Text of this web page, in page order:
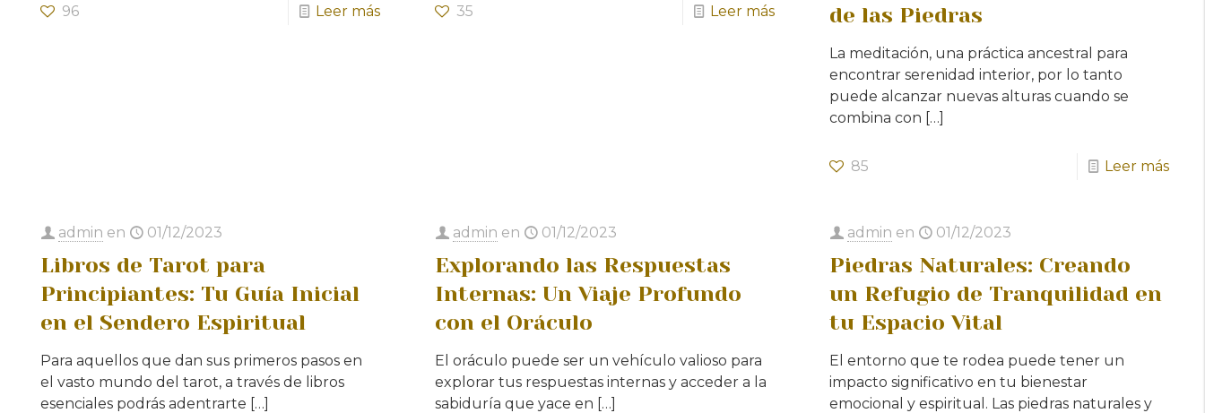
96 Leer más 35 Leer más
de las Piedras
La meditación, una práctica ancestral para
encontrar serenidad interior, por lo tanto
puede alcanzar nuevas alturas cuando se
combina con […]
85 Leer más
admin en 01/12/2023
Libros de Tarot para
Principiantes: Tu Guía Inicial
en el Sendero Espiritual
Para aquellos que dan sus primeros pasos en
el vasto mundo del tarot, a través de libros
esenciales podrás adentrarte […]
admin en 01/12/2023
Explorando las Respuestas
Internas: Un Viaje Profundo
con el Oráculo
El oráculo puede ser un vehículo valioso para
explorar tus respuestas internas y acceder a la
sabiduría que yace en […]
admin en 01/12/2023
Piedras Naturales: Creando
un Refugio de Tranquilidad en
tu Espacio Vital
El entorno que te rodea puede tener un
impacto significativo en tu bienestar
emocional y espiritual. Las piedras naturales y